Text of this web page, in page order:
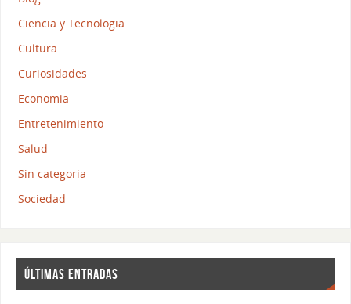
Ciencia y Tecnologia
Cultura
Curiosidades
Economia
Entretenimiento
Salud
Sin categoria
Sociedad
ÚLTIMAS ENTRADAS